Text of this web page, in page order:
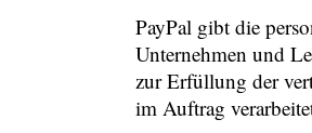
PayPal gibt die
Unternehmen und
zur Erfüllung der
im Auftrag